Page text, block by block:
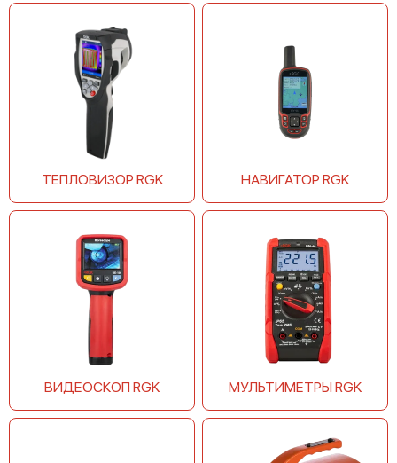
ТЕПЛОВИЗОР RGK НАВИГАТОР RGK
ВИДЕОСКОП RGK МУЛЬТИМЕТРЫ RGK